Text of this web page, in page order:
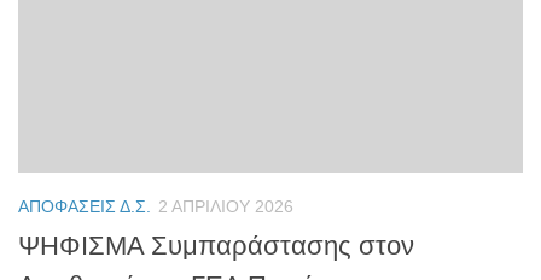
ΑΠΟΦΆΣΕΙΣ Δ.Σ. 2 ΑΠΡΙΛΊΟΥ 2026
ΨΗΦΙΣΜΑ Συμπαράστασης στον